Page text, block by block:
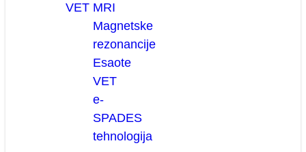
VET MRI
Magnetske
rezonancije
Esaote
VET
e-
SPADES
tehnologija